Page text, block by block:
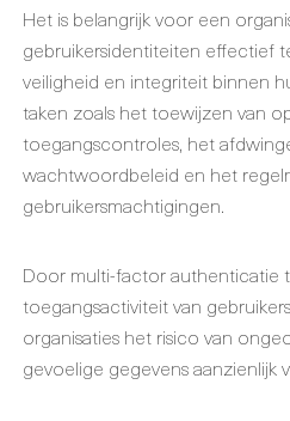
Het is belangrijk voor een
gebruikersidentiteiten effectief
veiligheid en integriteit binnen
taken zoals het toewijzen van
toegangscontroles, het
wachtwoordbeleid en het
gebruikersmachtigingen.
Door multi-factor authenticatie
toegangsactiviteit van
organisaties het risico van
gevoelige gegevens aanzienlijk